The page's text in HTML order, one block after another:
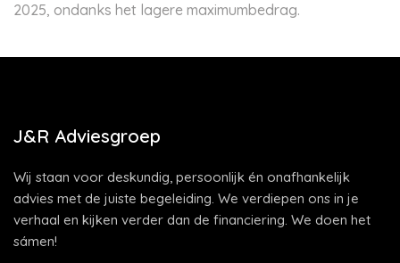
2025, ondanks het lagere maximumbedrag.
J&R Adviesgroep
Wij staan voor deskundig, persoonlijk én onafhankelijk
advies met de juiste begeleiding. We verdiepen ons in je
verhaal en kijken verder dan de financiering. We doen het
sámen!